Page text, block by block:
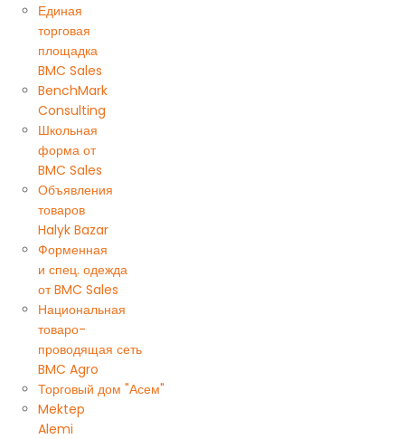
Единая
торговая
площадка
BMC Sales
BenchMark
Consulting
Школьная
форма от
BMC Sales
Объявления
товаров
Halyk Bazar
Форменная
и спец. одежда
от BMC Sales
Национальная
товаро-
проводящая сеть
BMC Agro
Торговый дом "Асем"
Mektep
Alemi